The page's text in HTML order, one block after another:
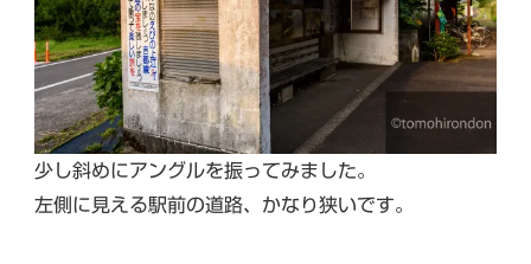
少し斜めにアングルを振ってみました。
左側に見える駅前の道路、かなり狭いです。